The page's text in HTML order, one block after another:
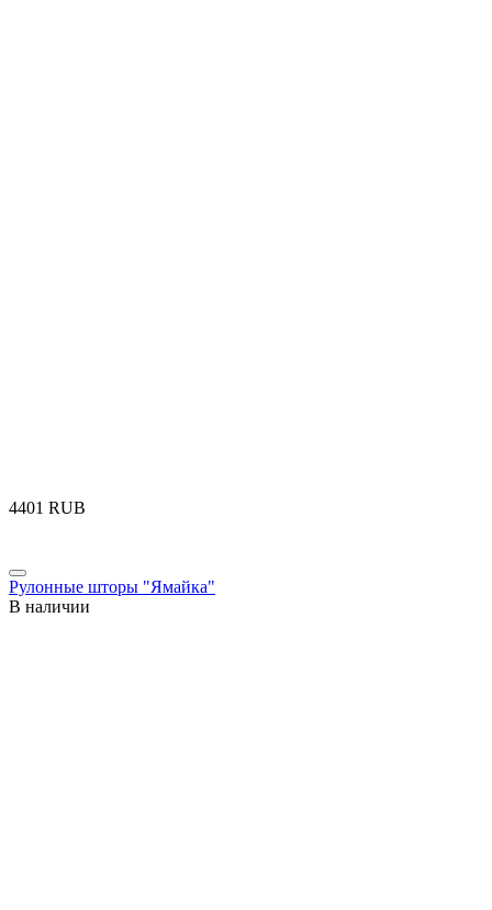
‍4401‍ RUB
Рулонные шторы "Ямайка"
В наличии